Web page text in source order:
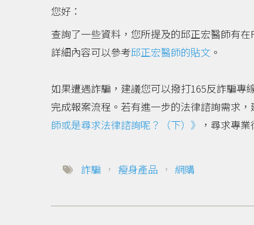
您好：
查詢了一些資料，您所提及的邱正宏醫師有
詳細內容可以參考邱正宏醫師的貼文 。
如果遭遇詐騙，建議您可以撥打165反詐騙專
完成報案流程。若有進一步的法律諮詢需求
師或是尋求法律諮詢呢？（下）》
，尋求專
詐騙 ， 瘦身產品 ， 網購